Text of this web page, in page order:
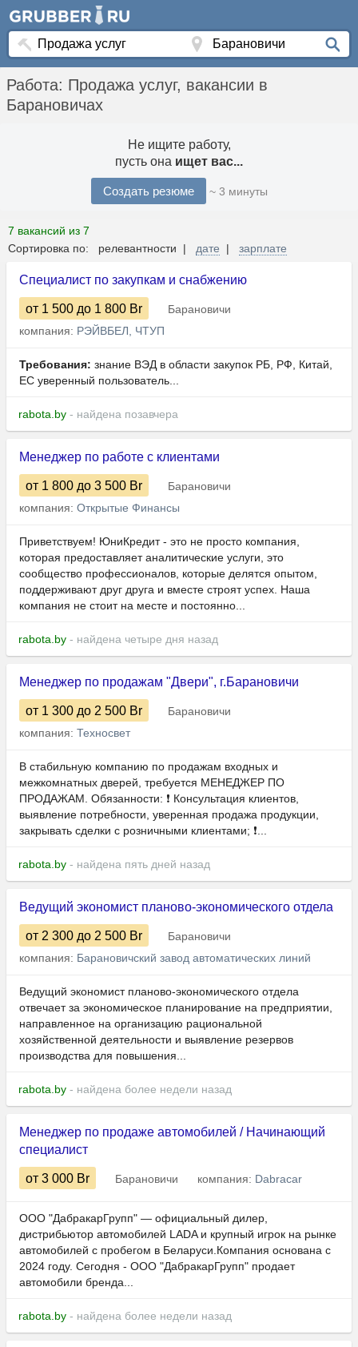
Работа: Продажа услуг, вакансии в
Барановичах
Не ищите работу,
пусть она ищет вас...
Создать резюме ~ 3 минуты
7 вакансий из 7
Сортировка по: релевантности | дате | зарплате
Специалист по закупкам и снабжению
от 1 500 до 1 800 Br
Барановичи
компания: РЭЙВБЕЛ, ЧТУП
Требования: знание ВЭД в области закупок РБ, РФ, Китай,
ЕС уверенный пользователь...
rabota.by - найдена позавчера
Менеджер по работе с клиентами
от 1 800 до 3 500 Br
Барановичи
компания: Открытые Финансы
Приветствуем! ЮниКредит - это не просто компания,
которая предоставляет аналитические услуги, это
сообщество профессионалов, которые делятся опытом,
поддерживают друг друга и вместе строят успех. Наша
компания не стоит на месте и постоянно...
rabota.by - найдена четыре дня назад
Менеджер по продажам "Двери", г.Барановичи
от 1 300 до 2 500 Br
Барановичи
компания: Техносвет
В стабильную компанию по продажам входных и
межкомнатных дверей, требуется МЕНЕДЖЕР ПО
ПРОДАЖАМ. Обязанности: ❗️ Консультация клиентов,
выявление потребности, уверенная продажа продукции,
закрывать сделки с розничными клиентами; ❗️...
rabota.by - найдена пять дней назад
Ведущий экономист планово-экономического отдела
от 2 300 до 2 500 Br
Барановичи
компания: Барановичский завод автоматических линий
Ведущий экономист планово-экономического отдела
отвечает за экономическое планирование на предприятии,
направленное на организацию рациональной
хозяйственной деятельности и выявление резервов
производства для повышения...
rabota.by - найдена более недели назад
Менеджер по продаже автомобилей / Начинающий
специалист
от 3 000 Br Барановичи компания: Dabracar
ООО "ДабракарГрупп" — официальный дилер,
дистрибьютор автомобилей LADA и крупный игрок на рынке
автомобилей с пробегом в Беларуси.Компания основана с
2024 году. Сегодня - ООО "ДабракарГрупп" продает
автомобили бренда...
rabota.by - найдена более недели назад